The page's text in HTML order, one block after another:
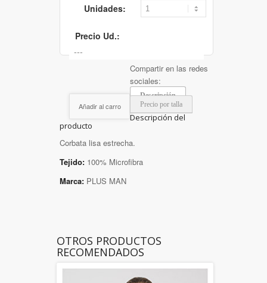
Unidades:
Precio Ud.:
Añadir al carro
Compartir en las redes
sociales:
Descripción
Precio por talla
Descripción del
producto
Corbata lisa estrecha.
Tejido: 100% Microfibra
Marca: PLUS MAN
OTROS PRODUCTOS
RECOMENDADOS